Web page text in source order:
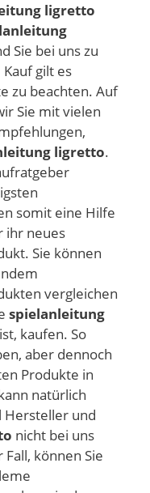
ligretto
Sie bei uns zu
gilt es
zu beachten. Auf
Sie mit vielen
ligretto.
somit eine Hilfe
ihr neues
Sie können
vergleichen
spielanleitung
kaufen. So
aber dennoch
Produkte in
natürlich
Hersteller und
nicht bei uns
können Sie